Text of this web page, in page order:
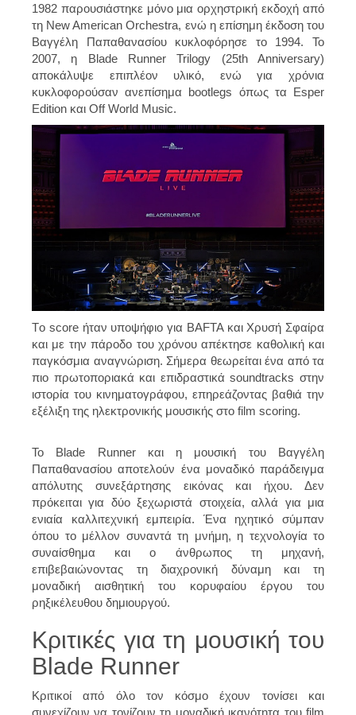
1982 παρουσιάστηκε μόνο μια ορχηστρική εκδοχή από
τη New American Orchestra, ενώ η επίσημη έκδοση του
Βαγγέλη Παπαθανασίου κυκλοφόρησε το 1994. Το
2007, η Blade Runner Trilogy (25th Anniversary)
αποκάλυψε επιπλέον υλικό, ενώ για χρόνια
κυκλοφορούσαν ανεπίσημα bootlegs όπως τα Esper
Edition και Off World Music.
Tο score ήταν υποψήφιο για BAFTA και Χρυσή Σφαίρα
και με την πάροδο του χρόνου απέκτησε καθολική και
παγκόσμια αναγνώριση. Σήμερα θεωρείται ένα από τα
πιο πρωτοποριακά και επιδραστικά soundtracks στην
ιστορία του κινηματογράφου, επηρεάζοντας βαθιά την
εξέλιξη της ηλεκτρονικής μουσικής στο film scoring.
Το Blade Runner και η μουσική του Βαγγέλη
Παπαθανασίου αποτελούν ένα μοναδικό παράδειγμα
απόλυτης συνεξάρτησης εικόνας και ήχου. Δεν
πρόκειται για δύο ξεχωριστά στοιχεία, αλλά για μια
ενιαία καλλιτεχνική εμπειρία. Ένα ηχητικό σύμπαν
όπου το μέλλον συναντά τη μνήμη, η τεχνολογία το
συναίσθημα και ο άνθρωπος τη μηχανή,
επιβεβαιώνοντας τη διαχρονική δύναμη και τη
μοναδική αισθητική του κορυφαίου έργου του
ρηξικέλευθου δημιουργού.
Κριτικές για τη μουσική του
Blade Runner
Κριτικοί από όλο τον κόσμο έχουν τονίσει και